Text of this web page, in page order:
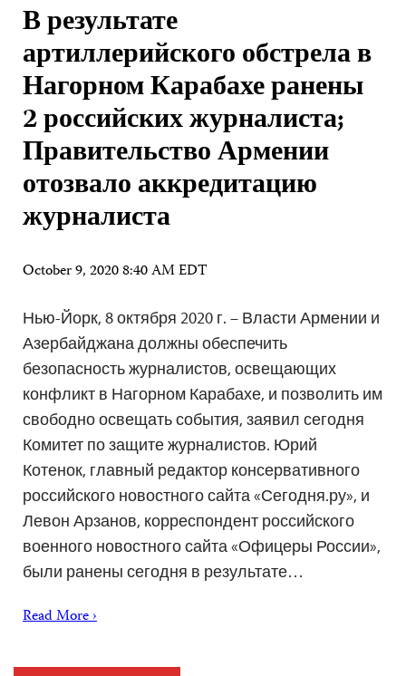
В результате
артиллерийского обстрела в
Нагорном Карабахе ранены
2 российских журналиста;
Правительство Армении
отозвало аккредитацию
журналиста
October 9, 2020 8:40 AM EDT
Нью-Йорк, 8 октября 2020 г. – Власти Армении и
Азербайджана должны обеспечить
безопасность журналистов, освещающих
конфликт в Нагорном Карабахе, и позволить им
свободно освещать события, заявил сегодня
Комитет по защите журналистов. Юрий
Котенок, главный редактор консервативного
российского новостного сайта «Сегодня.ру», и
Левон Арзанов, корреспондент российского
военного новостного сайта «Офицеры России»,
были ранены сегодня в результате…
Read More ›